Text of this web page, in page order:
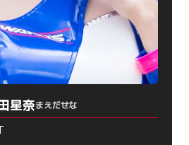
星奈まえだせな